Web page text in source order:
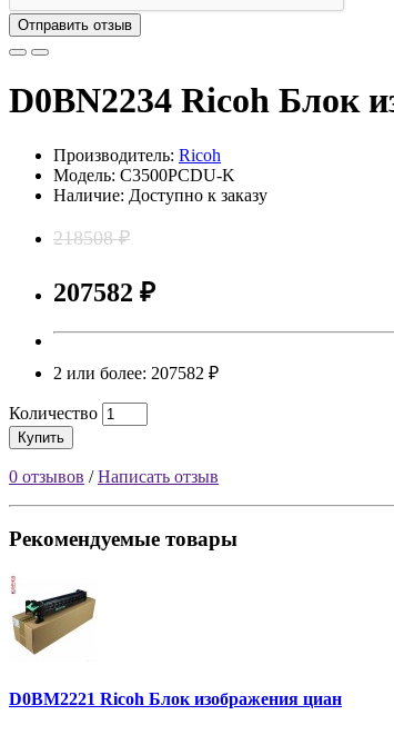
Отправить отзыв
D0BN2234 Ricoh Блок
Производитель: Ricoh
Модель: C3500PCDU-K
Наличие: Доступно к заказу
218508 ₽
207582 ₽
2 или более: 207582 ₽
Количество
Купить
0 отзывов /Написать отзыв
Рекомендуемые товары
D0BM2221 Ricoh Блок изображения циан